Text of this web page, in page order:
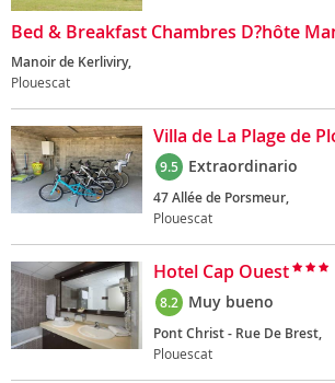
Bed & Breakfast Chambres D?hôte
Manoir de Kerliviry,
Plouescat
Villa de La Plage de
9.5 Extraordinario
47 Allée de Porsmeur,
Plouescat
Hotel Cap Ouest
8.2 Muy bueno
Pont Christ - Rue De Brest,
Plouescat